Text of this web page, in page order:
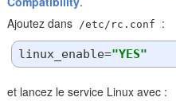
Ajoutez dans /etc/rc.conf :
linux_enable="YES"
et lancez le service Linux avec :